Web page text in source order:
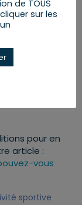
2022
scolaire
budget
pour en
article :
vous
sportive
de TOUS
sur les